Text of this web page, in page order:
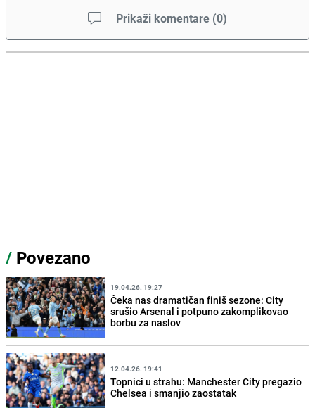
Prikaži komentare (0)
/ Povezano
19.04.26. 19:27
Čeka nas dramatičan finiš sezone: City
srušio Arsenal i potpuno zakomplikovao
borbu za naslov
12.04.26. 19:41
Topnici u strahu: Manchester City pregazio
Chelsea i smanjio zaostatak